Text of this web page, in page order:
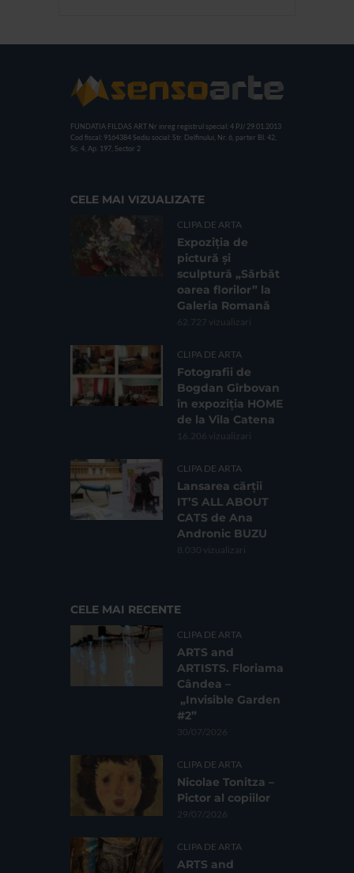
FUNDATIA FILDAS ART Nr inreg registrul special: 4 PJ/ 29.01.2013
Cod fiscal: 9164384 Sediu social: Str. Delfinului, Nr. 6, parter Bl. 42,
Sc. 4, Ap. 197, Sector 2
CELE MAI VIZUALIZATE
CLIPA DE ARTA
Expoziția de
pictură și
sculptură „Sărbăt
oarea florilor” la
Galeria Romană
62.727 vizualizari
CLIPA DE ARTA
Fotografii de
Bogdan Gîrbovan
în expoziția HOME
de la Vila Catena
16.206 vizualizari
CLIPA DE ARTA
Lansarea cărții
IT’S ALL ABOUT
CATS de Ana
Andronic BUZU
8.030 vizualizari
CELE MAI RECENTE
CLIPA DE ARTA
ARTS and
ARTISTS. Floriama
Cândea –
„Invisible Garden
#2”
30/07/2026
CLIPA DE ARTA
Nicolae Tonitza –
Pictor al copiilor
29/07/2026
CLIPA DE ARTA
ARTS and